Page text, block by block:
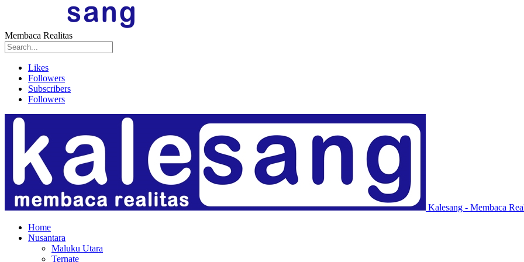
Membaca Realitas
Likes
Followers
Subscribers
Followers
Kalesang - Membaca
Home
Nusantara
Maluku Utara
Ternate